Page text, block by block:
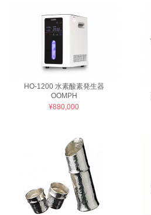
HO-1200 水素酸素発生器
OOMPH
¥880,000